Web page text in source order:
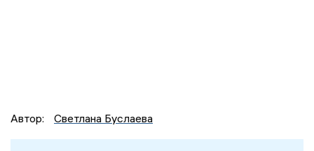
Автор: Светлана Буслаева